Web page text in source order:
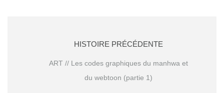
HISTOIRE PRÉCÉDENTE
ART // Les codes graphiques du manhwa et
du webtoon (partie 1)